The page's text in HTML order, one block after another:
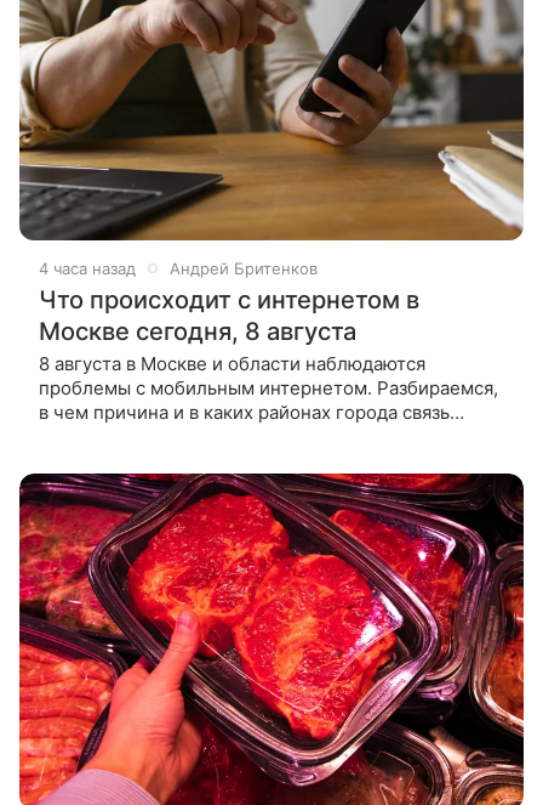
4 часа назад Андрей Бритенков
Что происходит с интернетом в
Москве сегодня, 8 августа
8 августа в Москве и области наблюдаются
проблемы с мобильным интернетом. Разбираемся,
в чем причина и в каких районах города связь